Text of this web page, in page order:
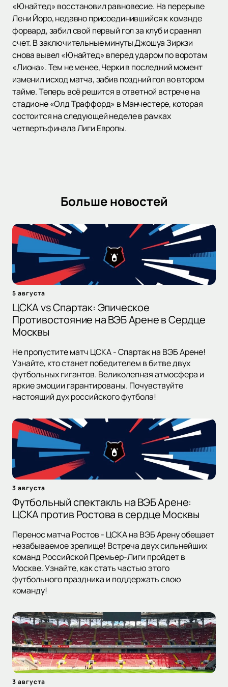
«Юнайтед» восстановил равновесие. На перерыве
Лени Йоро, недавно присоединившийся к команде
форвард, забил свой первый гол за клуб и сравнял
счет. В заключительные минуты Джошуа Зиркзи
снова вывел «Юнайтед» вперед ударом по воротам
«Лиона». Тем не менее, Черки в последний момент
изменил исход матча, забив поздний гол во втором
тайме. Теперь всё решится в ответной встрече на
стадионе «Олд Траффорд» в Манчестере, которая
состоится на следующей неделе в рамках
четвертьфинала Лиги Европы.
Больше новостей
5 августа
ЦСКА vs Спартак: Эпическое
Противостояние на ВЭБ Арене в Сердце
Москвы
Не пропустите матч ЦСКА - Спартак на ВЭБ Арене!
Узнайте, кто станет победителем в битве двух
футбольных гигантов. Великолепная атмосфера и
яркие эмоции гарантированы. Почувствуйте
настоящий дух российского футбола!
3 августа
Футбольный спектакль на ВЭБ Арене:
ЦСКА против Ростова в сердце Москвы
Перенос матча Ростов - ЦСКА на ВЭБ Арену обещает
незабываемое зрелище! Встреча двух сильнейших
команд Российской Премьер-Лиги пройдет в
Москве. Узнайте, как стать частью этого
футбольного праздника и поддержать свою
команду!
3 августа